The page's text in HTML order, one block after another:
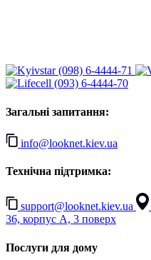
(098) 6-4444-71
(093) 6-4444-70
Загальні запитання:
info@looknet.kiev.ua
Технічна підтримка:
support@looknet.kiev.ua
36, корпус А, 3 поверх
Послуги для дому